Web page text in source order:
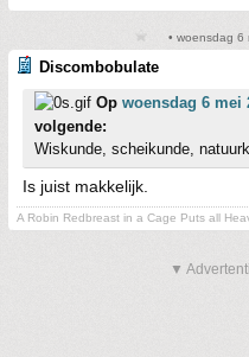
• woensdag 6
Discombobulate
Op woensdag 6 mei
volgende:
Wiskunde, scheikunde,
Is juist makkelijk.
A Robin Redbreast in a Cage Puts all
▼